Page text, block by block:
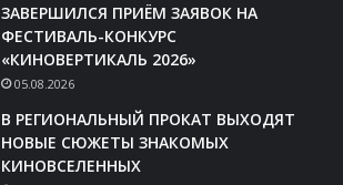
ЗАВЕРШИЛСЯ ПРИЁМ ЗАЯВОК НА
ФЕСТИВАЛЬ-КОНКУРС
«КИНОВЕРТИКАЛЬ 2026»
05.08.2026
В РЕГИОНАЛЬНЫЙ ПРОКАТ ВЫХОДЯТ
НОВЫЕ СЮЖЕТЫ ЗНАКОМЫХ
КИНОВСЕЛЕННЫХ